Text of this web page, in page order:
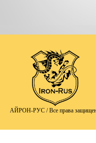
АЙРОН-РУС /Все права